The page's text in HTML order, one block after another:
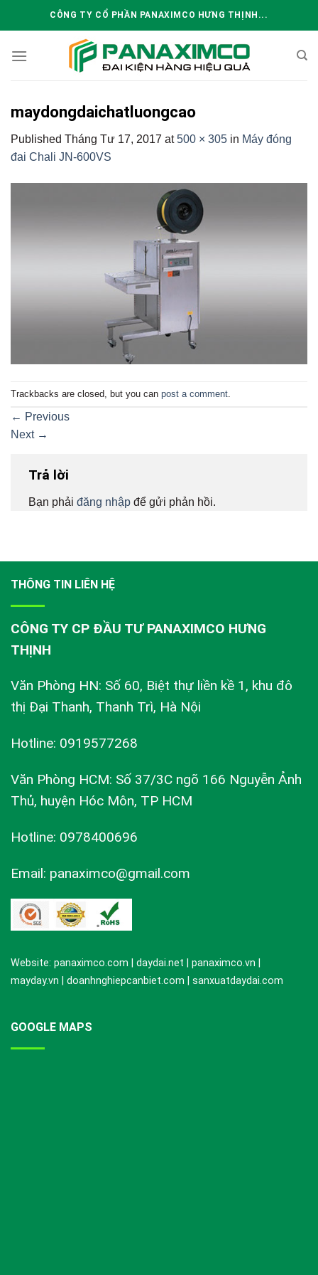
CÔNG TY CỔ PHẦN PANAXIMCO HƯNG THỊNH...
maydongdaichatluongcao
Published Tháng Tư 17, 2017 at500 × 305 in Máy đóng
đai Chali JN-600VS
Trackbacks are closed, but you can post a comment
← Previous
Next →
Trả lời
Bạn phải đăng nhập để gửi phản hồi.
THÔNG TIN LIÊN HỆ
CÔNG TY CP ĐẦU TƯ PANAXIMCO HƯNG
THỊNH
Văn Phòng HN: Số 60, Biệt thự liền kề 1, khu đô
thị Đại Thanh, Thanh Trì, Hà Nội
Hotline: 0919577268
Văn Phòng HCM: Số 37/3C ngõ 166 Nguyễn Ảnh
Thủ, huyện Hóc Môn, TP HCM
Hotline: 0978400696
Email: panaximco@gmail.com
Website: panaximco.com | daydai.net | panaximco.vn |
mayday.vn | doanhnghiepcanbiet.com | sanxuatdaydai.com
GOOGLE MAPS